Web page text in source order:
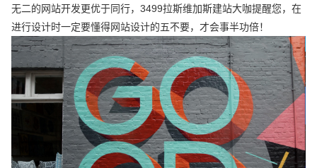
无二的网站开发更优于同行，3499拉斯维加斯建站大咖提醒您，在
进行设计时一定要懂得网站设计的五不要，才会事半功倍！